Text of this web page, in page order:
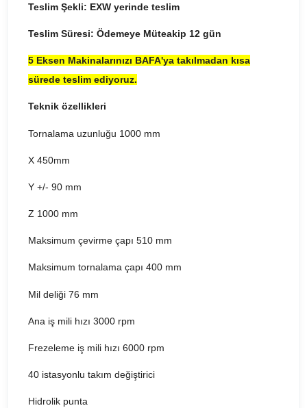
Teslim Şekli: EXW yerinde teslim
Teslim Süresi: Ödemeye Müteakip 12 gün
5 Eksen Makinalarınızı BAFA'ya takılmadan kısa
sürede teslim ediyoruz.
Teknik özellikleri
Tornalama uzunluğu 1000 mm
X 450mm
Y +/- 90 mm
Z 1000 mm
Maksimum çevirme çapı 510 mm
Maksimum tornalama çapı 400 mm
Mil deliği 76 mm
Ana iş mili hızı 3000 rpm
Frezeleme iş mili hızı 6000 rpm
40 istasyonlu takım değiştirici
Hidrolik punta